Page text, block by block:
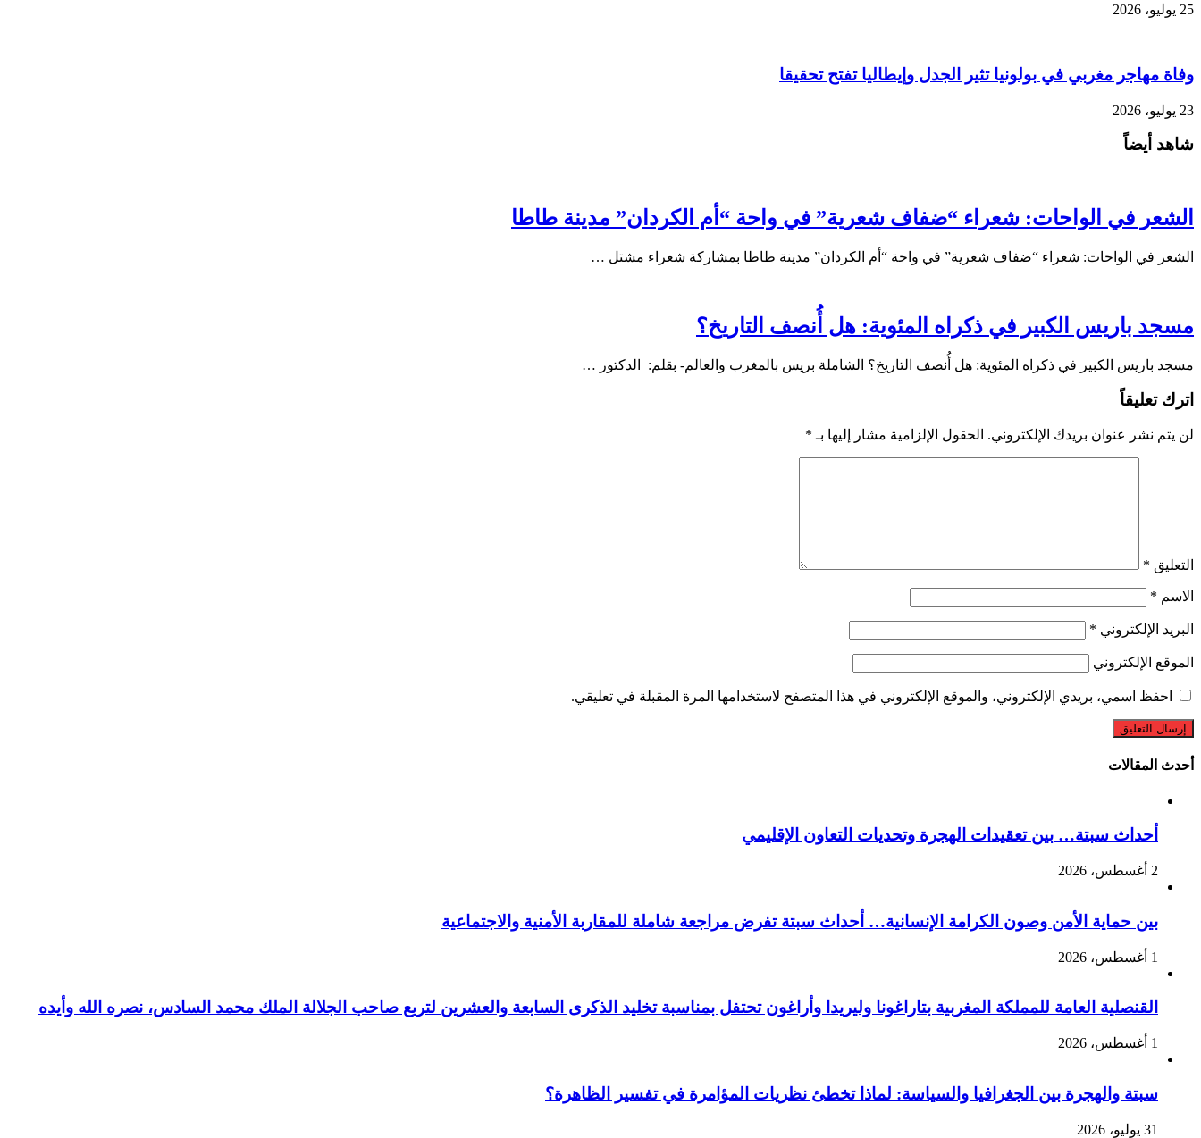
25 يوليو، 2026
وفاة مهاجر مغربي في بولونيا تثير الجدل وإيطاليا تفتح تحقيقا
23 يوليو، 2026
شاهد أيضاً
الشعر في الواحات: شعراء “ضفاف شعرية” في واحة “أم الكردان” مدينة طاطا
الشعر في الواحات: شعراء “ضفاف شعرية” في واحة “أم الكردان” مدينة طاطا بمشاركة شعراء مشتل …
مسجد باريس الكبير في ذكراه المئوية: هل أُنصف التاريخ؟
مسجد باريس الكبير في ذكراه المئوية: هل أُنصف التاريخ؟ الشاملة بريس بالمغرب والعالم- بقلم: الدكتور …
اترك تعليقاً
لن يتم نشر عنوان بريدك الإلكتروني. الحقول الإلزامية مشار إليها بـ *
التعليق *
الاسم *
البريد الإلكتروني *
الموقع الإلكتروني
احفظ اسمي، بريدي الإلكتروني، والموقع الإلكتروني في هذا المتصفح لاستخدامها المرة المقبلة في تعليقي.
أحدث المقالات
أحداث سبتة… بين تعقيدات الهجرة وتحديات التعاون الإقليمي
2 أغسطس، 2026
بين حماية الأمن وصون الكرامة الإنسانية… أحداث سبتة تفرض مراجعة شاملة للمقاربة الأمنية والاجتماعية
1 أغسطس، 2026
القنصلية العامة للمملكة المغربية بتاراغونا وليريدا وأراغون تحتفل بمناسبة تخليد الذكرى السابعة والعشرين لتربع صاحب الجلالة الملك محمد السادس، نصره الله وأيده
1 أغسطس، 2026
سبتة والهجرة بين الجغرافيا والسياسة: لماذا تخطئ نظريات المؤامرة في تفسير الظاهرة؟
31 يوليو، 2026